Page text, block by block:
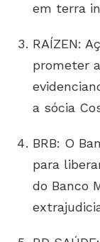
em terra
RAÍZEN:
prometer
a sócia
BRB: O
para
do Banco